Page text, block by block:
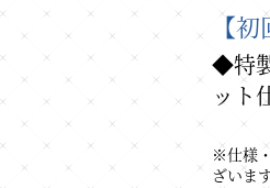
【
◆特
ット
※仕様
ざいま